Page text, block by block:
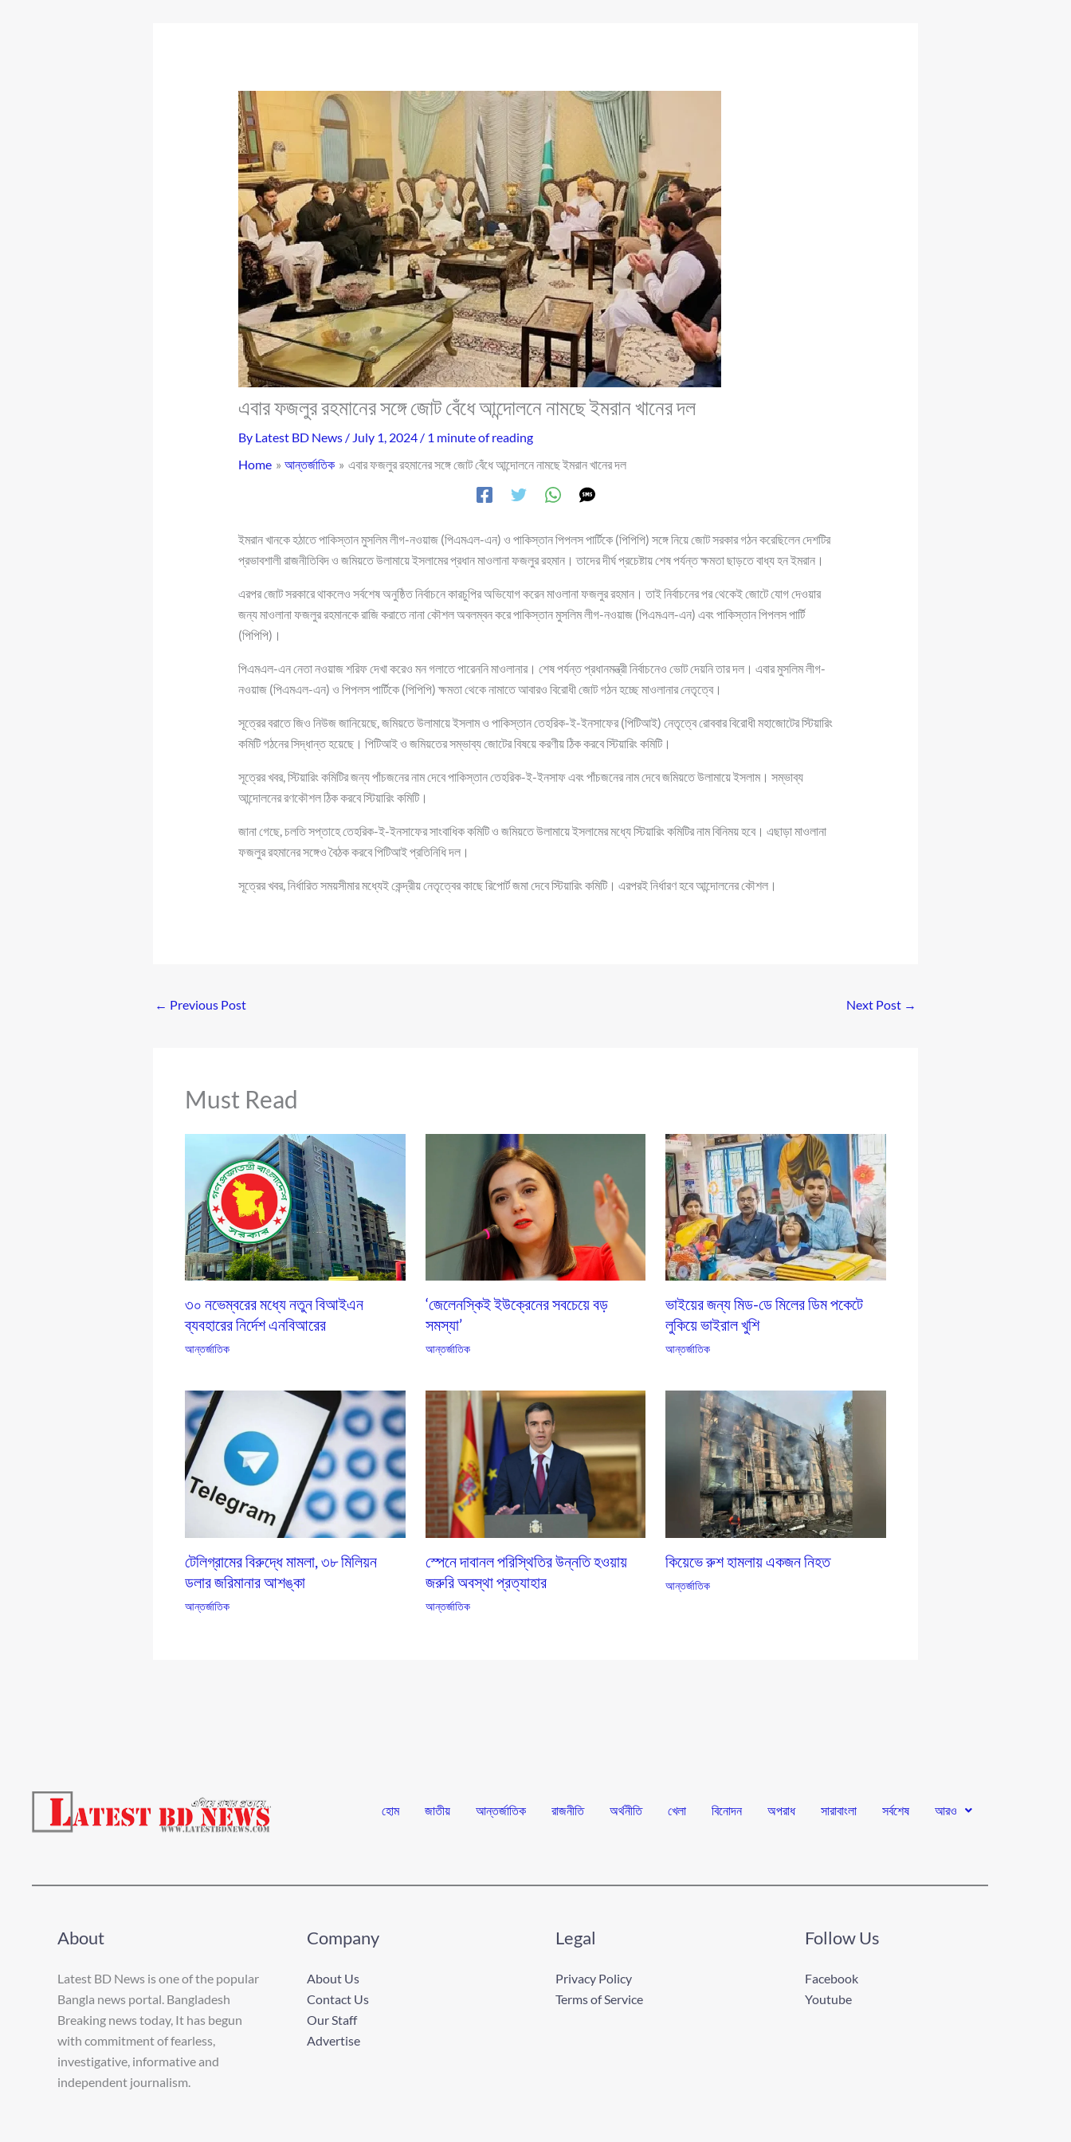
এবার ফজলুর রহমানের সঙ্গে জোট বেঁধে আন্দোলনে নামছে ইমরান খানের দল
By Latest BD News / July 1, 2024 / 1 minute of reading
Home
আন্তর্জাতিক এবার ফজলুর রহমানের সঙ্গে জোট বেঁধে আন্দোলনে নামছে ইমরান খানের দল
ইমরান খানকে হঠাতে পাকিস্তান মুসলিম লীগ-নওয়াজ (পিএমএল-এন) ও পাকিস্তান পিপলস পার্টিকে (পিপিপি) সঙ্গে নিয়ে জোট সরকার গঠন করেছিলেন দেশটির
প্রভাবশালী রাজনীতিবিদ ও জমিয়তে উলামায়ে ইসলামের প্রধান মাওলানা ফজলুর রহমান। তাদের দীর্ঘ প্রচেষ্টায় শেষ পর্যন্ত ক্ষমতা ছাড়তে বাধ্য হন ইমরান।
এরপর জোট সরকারে থাকলেও সর্বশেষ অনুষ্ঠিত নির্বাচনে কারচুপির অভিযোগ করেন মাওলানা ফজলুর রহমান। তাই নির্বাচনের পর থেকেই জোটে যোগ দেওয়ার
জন্য মাওলানা ফজলুর রহমানকে রাজি করাতে নানা কৌশল অবলম্বন করে পাকিস্তান মুসলিম লীগ-নওয়াজ (পিএমএল-এন) এবং পাকিস্তান পিপলস পার্টি
(পিপিপি)।
পিএমএল-এন নেতা নওয়াজ শরিফ দেখা করেও মন গলাতে পারেননি মাওলানার। শেষ পর্যন্ত প্রধানমন্ত্রী নির্বাচনেও ভোট দেয়নি তার দল। এবার মুসলিম লীগ-
নওয়াজ (পিএমএল-এন) ও পিপলস পার্টিকে (পিপিপি) ক্ষমতা থেকে নামাতে আবারও বিরোধী জোট গঠন হচ্ছে মাওলানার নেতৃত্বে।
সূত্রের বরাতে জিও নিউজ জানিয়েছে, জমিয়তে উলামায়ে ইসলাম ও পাকিস্তান তেহরিক-ই-ইনসাফের (পিটিআই) নেতৃত্বে রোববার বিরোধী মহাজোটের স্টিয়ারিং
কমিটি গঠনের সিদ্ধান্ত হয়েছে। পিটিআই ও জমিয়তের সম্ভাব্য জোটের বিষয়ে করণীয় ঠিক করবে স্টিয়ারিং কমিটি।
সূত্রের খবর, স্টিয়ারিং কমিটির জন্য পাঁচজনের নাম দেবে পাকিস্তান তেহরিক-ই-ইনসাফ এবং পাঁচজনের নাম দেবে জমিয়তে উলামায়ে ইসলাম। সম্ভাব্য
আন্দোলনের রণকৌশল ঠিক করবে স্টিয়ারিং কমিটি।
জানা গেছে, চলতি সপ্তাহে তেহরিক-ই-ইনসাফের সাংবাধিক কমিটি ও জমিয়তে উলামায়ে ইসলামের মধ্যে স্টিয়ারিং কমিটির নাম বিনিময় হবে। এছাড়া মাওলানা
ফজলুর রহমানের সঙ্গেও বৈঠক করবে পিটিআই প্রতিনিধি দল।
সূত্রের খবর, নির্ধারিত সময়সীমার মধ্যেই কেন্দ্রীয় নেতৃত্বের কাছে রিপোর্ট জমা দেবে স্টিয়ারিং কমিটি। এরপরই নির্ধারণ হবে আন্দোলনের কৌশল।
← Previous Post Next Post →
Must Read
৩০ নভেম্বরের মধ্যে নতুন বিআইএন
ব্যবহারের নির্দেশ এনবিআরের
আন্তর্জাতিক
‘জেলেনস্কিই ইউক্রেনের সবচেয়ে বড়
সমস্যা’
আন্তর্জাতিক
ভাইয়ের জন্য মিড-ডে মিলের ডিম পকেটে
লুকিয়ে ভাইরাল খুশি
আন্তর্জাতিক
টেলিগ্রামের বিরুদ্ধে মামলা, ৩৮ মিলিয়ন
ডলার জরিমানার আশঙ্কা
আন্তর্জাতিক
স্পেনে দাবানল পরিস্থিতির উন্নতি হওয়ায়
জরুরি অবস্থা প্রত্যাহার
আন্তর্জাতিক
কিয়েভে রুশ হামলায় একজন নিহত
আন্তর্জাতিক
হোম জাতীয় আন্তর্জাতিক রাজনীতি অর্থনীতি খেলা বিনোদন অপরাধ সারাবাংলা সর্বশেষ আরও
About
Latest BD News is one of the popular
Bangla news portal. Bangladesh
Breaking news today, It has begun
with commitment of fearless,
investigative, informative and
independent journalism.
Company
About Us
Contact Us
Our Staff
Advertise
Legal
Privacy Policy
Terms of Service
Follow Us
Facebook
Youtube